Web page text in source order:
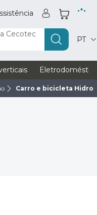
Cecotec
PT
Carro e bicicleta